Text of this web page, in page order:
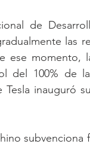
de
las
ese momento,
del 100% de
inauguró
subvenciona